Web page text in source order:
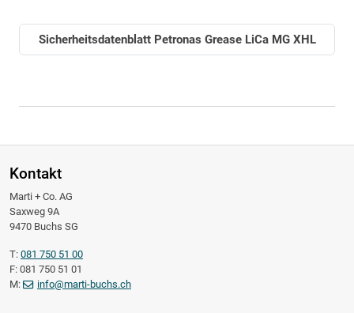
Sicherheitsdatenblatt Petronas Grease LiCa MG XHL
Kontakt
Marti + Co. AG
Saxweg 9A
9470 Buchs SG
T: 081 750 51 00
F: 081 750 51 01
M:
info@marti-buchs.ch